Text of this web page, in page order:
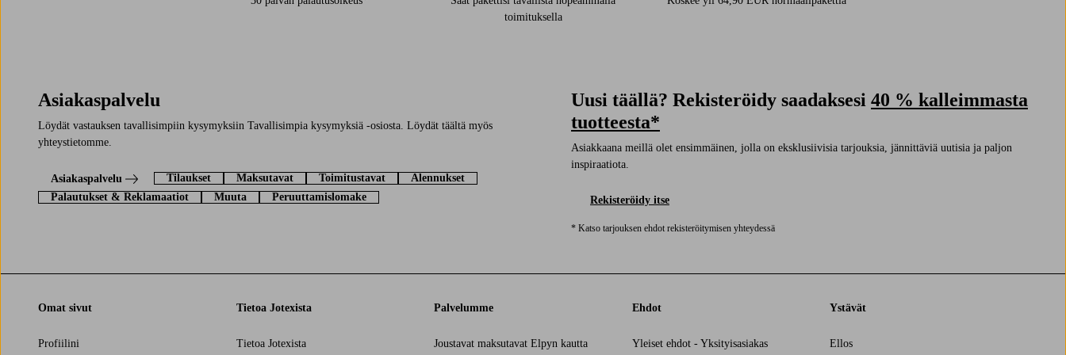
toimituksella
Uusi täällä? Rekisteröidy saadaksesi 40 % kalleimmasta
tuotteesta*
Asiakkaana meillä olet ensimmäinen, jolla on eksklusiivisia tarjouksia, jännittäviä uutisia ja paljon
inspiraatiota.
Rekisteröidy itse
* Katso tarjouksen ehdot rekisteröitymisen yhteydessä
Asiakaspalvelu
Löydät vastauksen tavallisimpiin kysymyksiin Tavallisimpia kysymyksiä -osiosta. Löydät täältä myös
yhteystietomme.
Asiakaspalvelu Tilaukset Maksutavat Toimitustavat
Alennukset
Palautukset & Reklamaatiot
Muuta Peruuttamislomake
Omat sivut
Profiilini
Tietoa Jotexista
Tietoa Jotexista
Palvelumme
Joustavat maksutavat Elpyn kautta
Ehdot
Yleiset ehdot - Yksityisasiakas
Ystävät
Ellos